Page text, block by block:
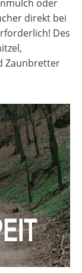
oder
direkt bei
Des
Zaunbretter